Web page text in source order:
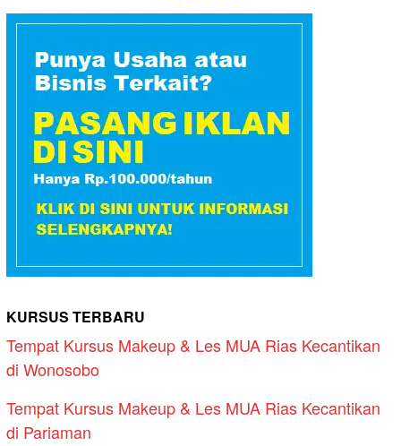
KURSUS TERBARU
Tempat Kursus Makeup & Les MUA Rias Kecantikan
di Wonosobo
Tempat Kursus Makeup & Les MUA Rias Kecantikan
di Pariaman